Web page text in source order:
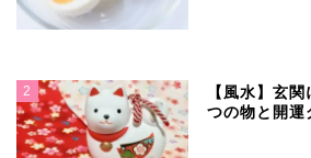
2
【風水】玄
つの物と開運